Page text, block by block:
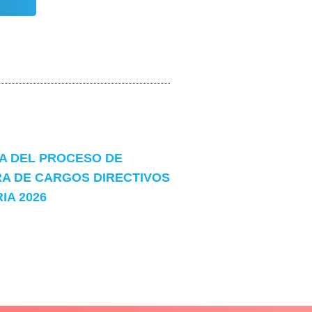
DEL PROCESO DE
DE CARGOS DIRECTIVOS
2026